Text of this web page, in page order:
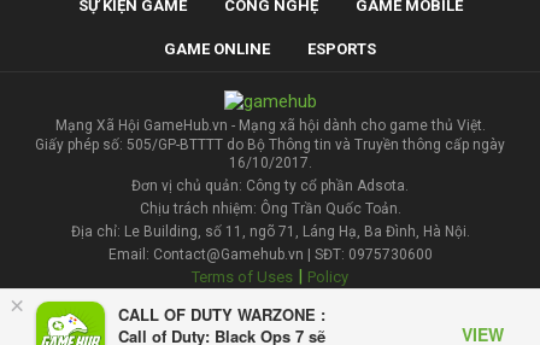
×
CALL OF DUTY WARZONE :
Call of Duty: Black Ops 7 sẽ
VIEW
SỰ KIỆN GAME CÔNG NGHỆ GAME MOBILE
GAME ONLINE ESPORTS
Mạng Xã Hội GameHub.vn - Mạng xã hội dành cho game thủ Việt.
Giấy phép số: 505/GP-BTTTT do Bộ Thông tin và Truyền thông cấp ngày
16/10/2017.
Đơn vị chủ quản: Công ty cổ phần Adsota.
Chịu trách nhiệm: Ông Trần Quốc Toản.
Địa chỉ: Le Building, số 11, ngõ 71, Láng Hạ, Ba Đình, Hà Nội.
Email: Contact@Gamehub.vn | SĐT: 0975730600
Terms of Uses | Policy
Liên hệ đăng bài